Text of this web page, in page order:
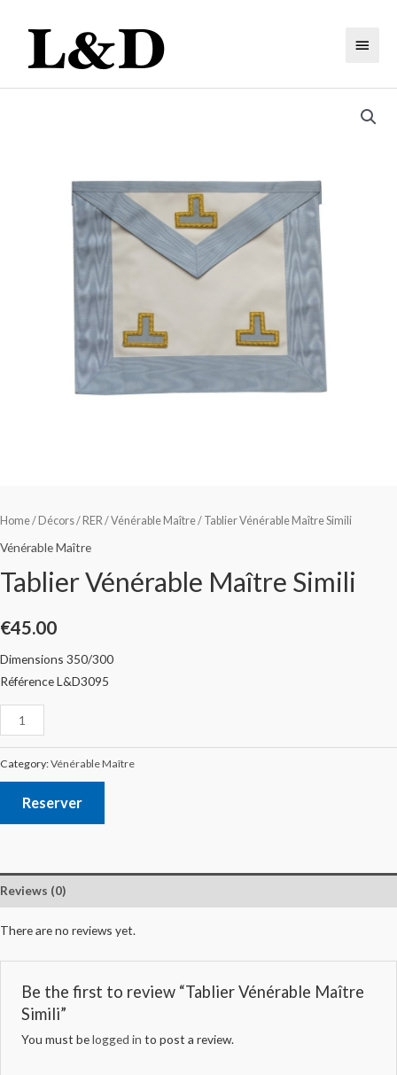
Home/ Décors/ RER /Vénérable Maître/ Tablier Vénérable Maître Simili
Vénérable Maître
Tablier Vénérable Maître Simili
€45.00
Dimensions 350/300
Référence L&D3095
Category:Vénérable Maître
Reserver
Reviews (0)
There are no reviews yet.
Be the first to review “Tablier Vénérable Maître
Simili”
You must belogged in to post a review.